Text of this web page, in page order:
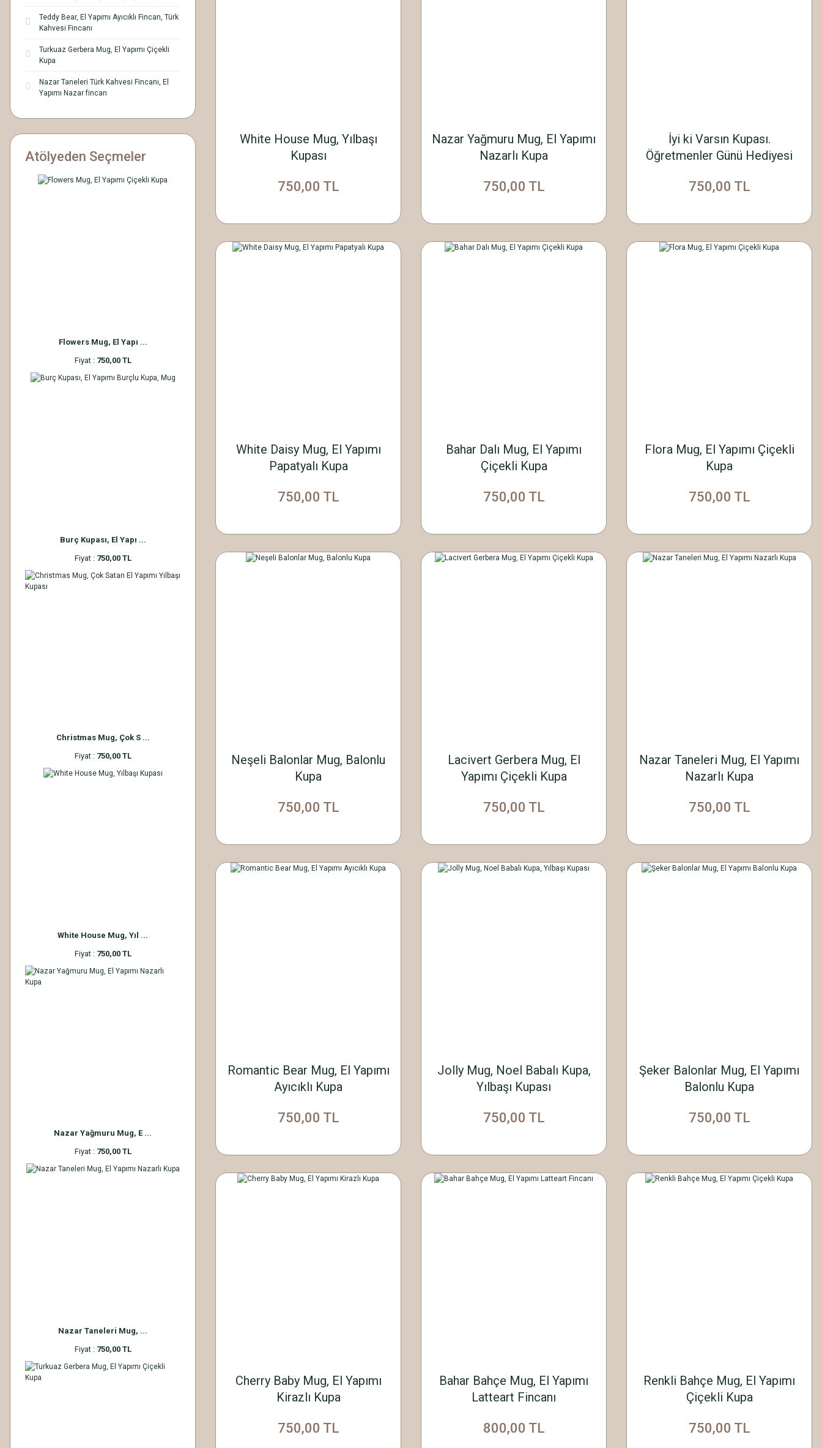
Teddy Bear, El Yapımı Ayıcıklı Fincan, Türk
Kahvesi Fincanı
Turkuaz Gerbera Mug, El Yapımı Çiçekli
Kupa
Nazar Taneleri Türk Kahvesi Fincanı, El
Yapımı Nazar fincan
Atölyeden Seçmeler
Flowers Mug, El Yapı ...
Fiyat : 750,00 TL
Burç Kupası, El Yapı ...
Fiyat : 750,00 TL
Christmas Mug, Çok S ...
Fiyat : 750,00 TL
White House Mug, Yıl ...
Fiyat : 750,00 TL
Nazar Yağmuru Mug, E ...
Fiyat : 750,00 TL
Nazar Taneleri Mug, ...
Fiyat : 750,00 TL
White House Mug, Yılbaşı
Kupası
750,00 TL
Nazar Yağmuru Mug, El Yapımı
Nazarlı Kupa
750,00 TL
İyi ki Varsın Kupası.
Öğretmenler Günü Hediyesi
Saçanlara)
750,00 TL
White Daisy Mug, El Yapımı
Papatyalı Kupa
750,00 TL
Bahar Dalı Mug, El Yapımı
Çiçekli Kupa
750,00 TL
Flora Mug, El Yapımı Çiçekli
Kupa
750,00 TL
Neşeli Balonlar Mug, Balonlu
Kupa
750,00 TL
Lacivert Gerbera Mug, El
Yapımı Çiçekli Kupa
750,00 TL
Nazar Taneleri Mug, El Yapımı
Nazarlı Kupa
750,00 TL
Romantic Bear Mug, El Yapımı
Ayıcıklı Kupa
750,00 TL
Jolly Mug, Noel Babalı Kupa,
Yılbaşı Kupası
750,00 TL
Şeker Balonlar Mug, El Yapımı
Balonlu Kupa
750,00 TL
Cherry Baby Mug, El Yapımı
Kirazlı Kupa
750,00 TL
Bahar Bahçe Mug, El Yapımı
Latteart Fincanı
800,00 TL
Renkli Bahçe Mug, El Yapımı
Çiçekli Kupa
750,00 TL